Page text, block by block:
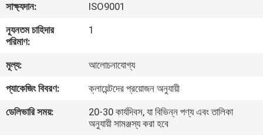
আমাদের
সম্পর্কে
কারখানা
ভ্রমণ
সাক্ষ্যদান:
ISO9001
ন্যূনতম চাহিদার
পরিমাণ:
1
মূল্য:
আলোচনাযোগ্য
প্যাকেজিং বিবরণ:
ক্লায়েন্টদের প্রয়োজন অনুযায়ী
ডেলিভারি সময়:
20-30 কার্যদিবস, যা বিভিন্ন পণ্য এবং তালিকা
অনুযায়ী সামঞ্জস্য করা হবে